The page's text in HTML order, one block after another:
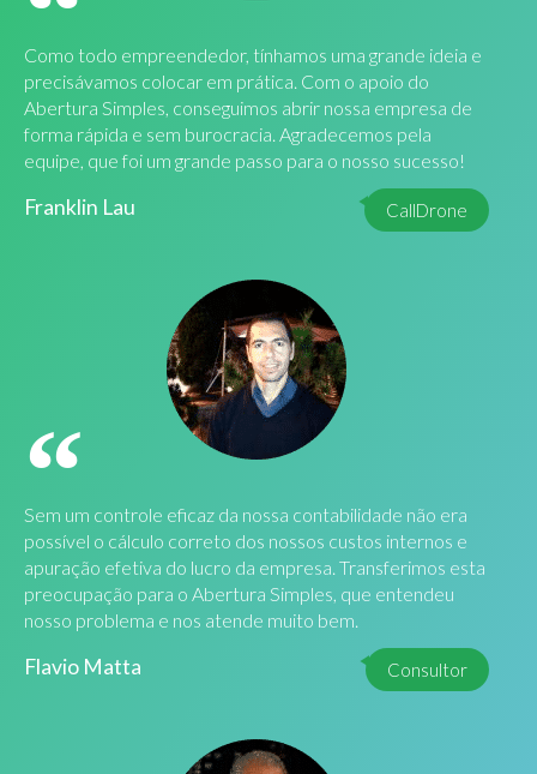
Como todo empreendedor, tínhamos uma grande ideia e
precisávamos colocar em prática. Com o apoio do
Abertura Simples, conseguimos abrir nossa empresa de
forma rápida e sem burocracia. Agradecemos pela
equipe, que foi um grande passo para o nosso sucesso!
Franklin Lau CallDrone
Sem um controle eficaz da nossa contabilidade não era
possível o cálculo correto dos nossos custos internos e
apuração efetiva do lucro da empresa. Transferimos esta
preocupação para o Abertura Simples, que entendeu
nosso problema e nos atende muito bem.
Flavio Matta Consultor